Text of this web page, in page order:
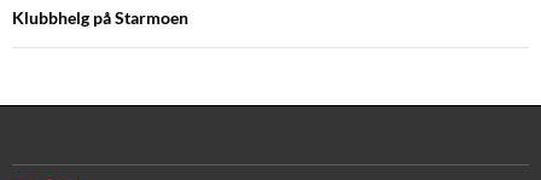
Klubbhelg på Starmoen